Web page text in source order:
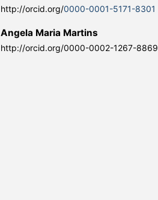
http://orcid.org/0000-0001-5171-8301
Angela Maria Martins
http://orcid.org/0000-0002-1267-8869